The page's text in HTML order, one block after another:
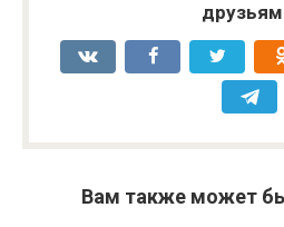
Вам также может